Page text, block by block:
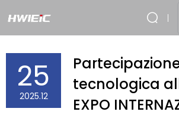
25
2025.12
tecnologica
EXPO